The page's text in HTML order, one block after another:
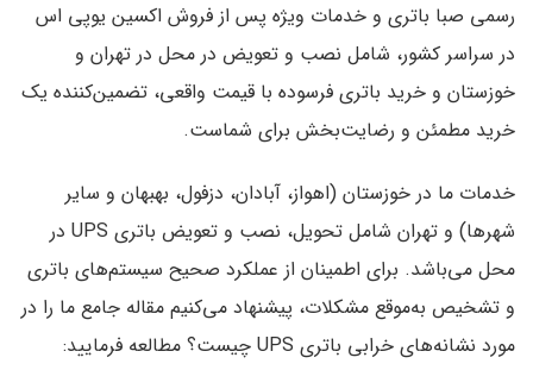
رسمی صبا باتری و خدمات ویژه پس از فروش اکسین یوپی اس
در سراسر کشور، شامل نصب و تعویض در محل در تهران و
خوزستان و خرید باتری فرسوده با قیمت واقعی، تضمین‌کننده یک
خرید مطمئن و رضایت‌بخش برای شماست.
خدمات ما در خوزستان (اهواز، آبادان، دزفول، بهبهان و سایر
شهرها) و تهران شامل تحویل، نصب و تعویض باتری UPS در
محل می‌باشد. برای اطمینان از عملکرد صحیح سیستم‌های باتری
و تشخیص به‌موقع مشکلات، پیشنهاد می‌کنیم مقاله جامع ما را در
مورد نشانه‌های خرابی باتری UPS چیست؟
مطالعه فرمایید: